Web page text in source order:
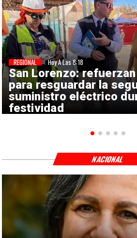
San Lorenzo:
para resguardar la
suministro eléctrico
festividad
REGIONAL Hoy A Las 8:18
NACIONAL